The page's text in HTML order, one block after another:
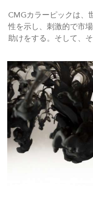
CMGカラーピックは、
性を示し、刺激的で市
助けをする。そして、